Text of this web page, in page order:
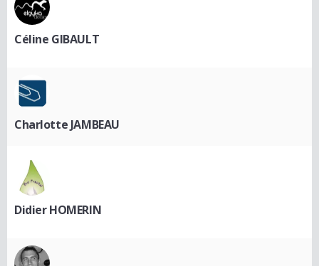
Céline GIBAULT
Charlotte JAMBEAU
Didier HOMERIN